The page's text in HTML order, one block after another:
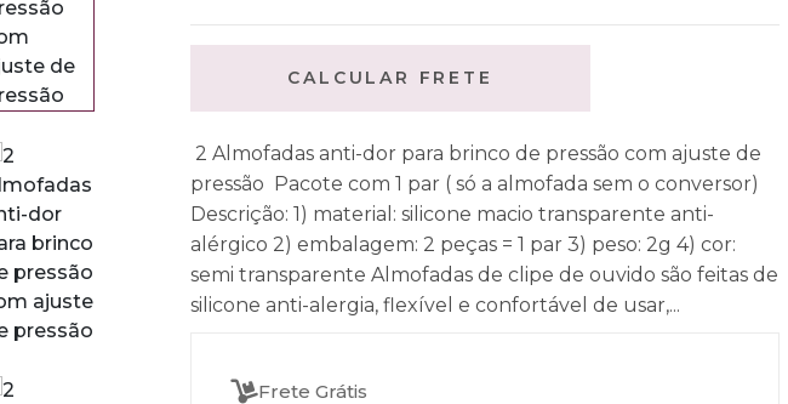
CALCULAR FRETE
2 Almofadas anti-dor para brinco de pressão com ajuste de
pressão Pacote com 1 par ( só a almofada sem o conversor)
Descrição: 1) material: silicone macio transparente anti-
alérgico 2) embalagem: 2 peças = 1 par 3) peso: 2g 4) cor:
semi transparente Almofadas de clipe de ouvido são feitas de
silicone anti-alergia, flexível e confortável de usar,...
Frete Grátis